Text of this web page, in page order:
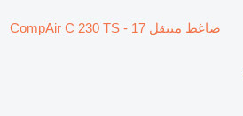
ضاغط متنقل CompAir C 230 TS - 17